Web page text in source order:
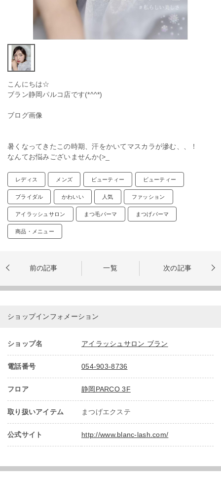
こんにちは☆
ブラン静岡パルコ店です(*^^*)
ブログ画像
暑くなってきたこの時期、汗をかいてマスカラが滲む、、！
なんてお悩みございませんか(>_
レディス メンズ ビューティー ビューティー
ブライダル かわいい 人気 ファッション
アイラッシュサロン まつ毛パーマ まつげパーマ
商品・メニュー
前の記事 一覧 次の記事
ショップインフォメーション
ショップ名 アイラッシュサロン ブラン
電話番号 054-903-8736
フロア 静岡PARCO 3F
取り扱いアイテム まつげエクステ
公式サイト http://www.blanc-lash.com/